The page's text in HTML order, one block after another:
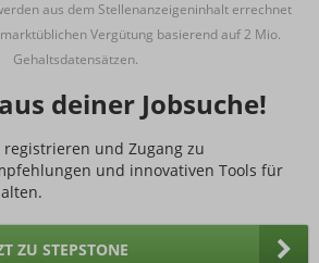
aus dem Stellenanzeigeninhalt errechnet
Vergütung basierend auf 2 Mio.
Gehaltsdatensätzen.
deiner Jobsuche!
und Zugang zu
und innovativen Tools für
ZU STEPSTONE